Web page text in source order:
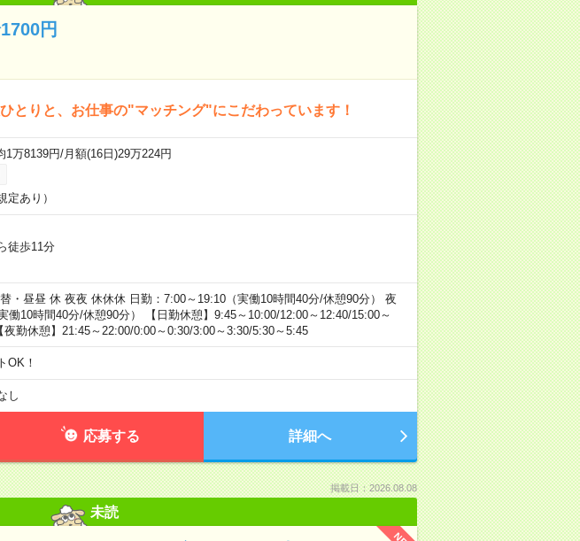
円
とりと、お仕事の"マッチング"にこだわっています！
万8139円/月額(16日)29万224円
定あり）
徒歩11分
替・昼昼 休 夜夜 休休休 日勤：7:00～19:10（実働10時間40分/休憩90分） 夜
働10時間40分/休憩90分） 【日勤休憩】9:45～10:00/12:00～12:40/15:00～
夜勤休憩】21:45～22:00/0:00～0:30/3:00～3:30/5:30～5:45
OK！
し
応募する 詳細へ
掲載日：2026.08.08
未読